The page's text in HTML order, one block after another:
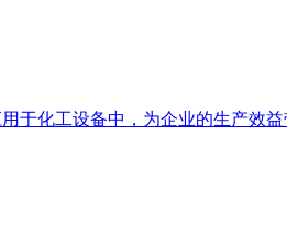
于化工设备中，为企业的生产效